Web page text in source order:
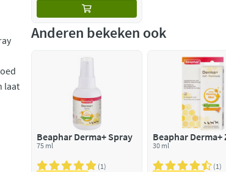
laat
Anderen bekeken ook
Beaphar Derma+ Spray
75 ml
1
Beaphar Derma+
30 ml
1